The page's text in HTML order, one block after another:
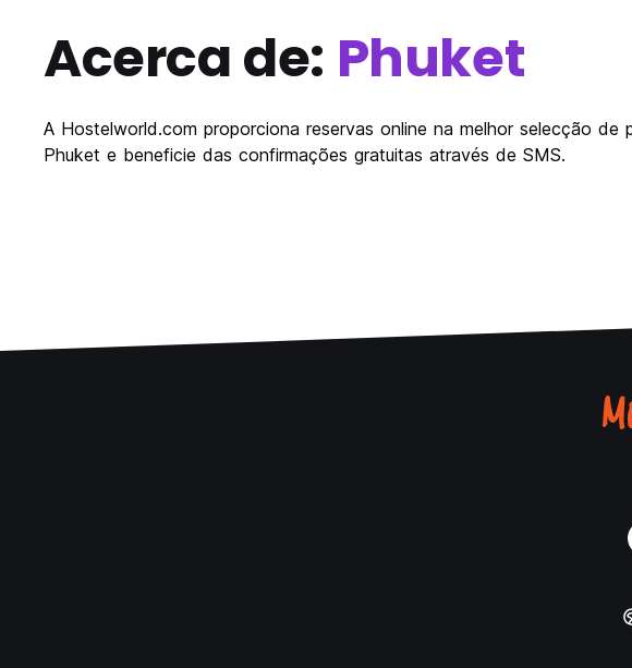
Acerca de: Phuket
A Hostelworld.com proporciona reservas online na melhor selecção
Phuket e beneficie das confirmações gratuitas através de SMS.